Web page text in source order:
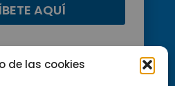
de las cookies
AQUÍ